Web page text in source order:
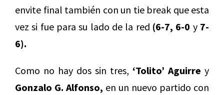
envite final también con un tie break que esta
vez si fue para su lado de la red (6-7, 6-0 y 7-
6).
Como no hay dos sin tres, ‘Tolito’ Aguirre y
Gonzalo G. Alfonso, en un nuevo partido con